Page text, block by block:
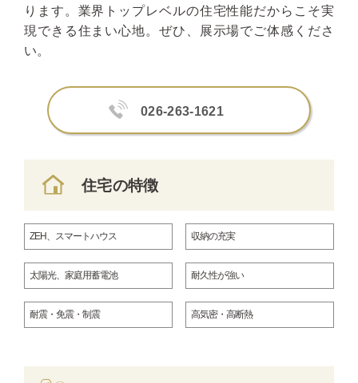
ります。業界トップレベルの住宅性能だからこそ実
現できる住まい心地。ぜひ、展示場でご体感くださ
い。
026-263-1621
住宅の特徴
ZEH、スマートハウス 収納の充実
太陽光、家庭用蓄電池 耐久性が強い
耐震・免震・制震 高気密・高断熱